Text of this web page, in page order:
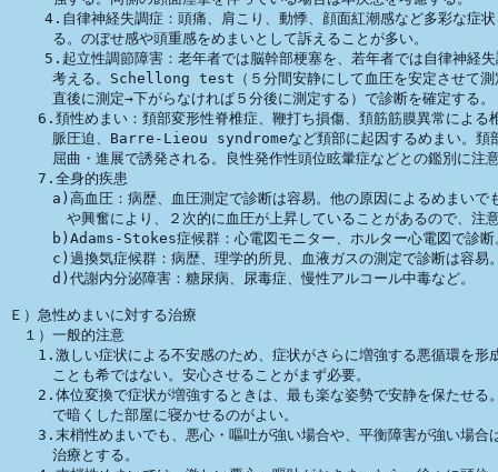
4.自律神経失調症：頭痛、肩こり、動悸、顔面紅潮感など多彩な症
る。のぼせ感や頭重感をめまいとして訴えることが多い。
5.起立性調節障害：老年者では脳幹部梗塞を、若年者では自律神経
考える。Schellong test（５分間安静にして血圧を安定させて測
直後に測定→下がらなければ５分後に測定する）で診断を確定する。
6.頚性めまい：頚部変形性脊椎症、鞭打ち損傷、頚筋筋膜異常による
脈圧迫、Barre-Lieou syndromeなど頚部に起因するめまい。頚
屈曲・進展で誘発される。良性発作性頭位眩暈症などとの鑑別に注
7.全身的疾患
a)高血圧：病歴、血圧測定で診断は容易。他の原因によるめまいで
や興奮により、２次的に血圧が上昇していることがあるので、注
b)Adams-Stokes症候群：心電図モニター、ホルター心電図で診断
c)過換気症候群：病歴、理学的所見、血液ガスの測定で診断は容易
d)代謝内分泌障害：糖尿病、尿毒症、慢性アルコール中毒など。
Ｅ）急性めまいに対する治療
１）一般的注意
1.激しい症状による不安感のため、症状がさらに増強する悪循環を形
ことも希ではない。安心させることがまず必要。
2.体位変換で症状が増強するときは、最も楽な姿勢で安静を保たせる
で暗くした部屋に寝かせるのがよい。
3.末梢性めまいでも、悪心・嘔吐が強い場合や、平衡障害が強い場合
治療とする。